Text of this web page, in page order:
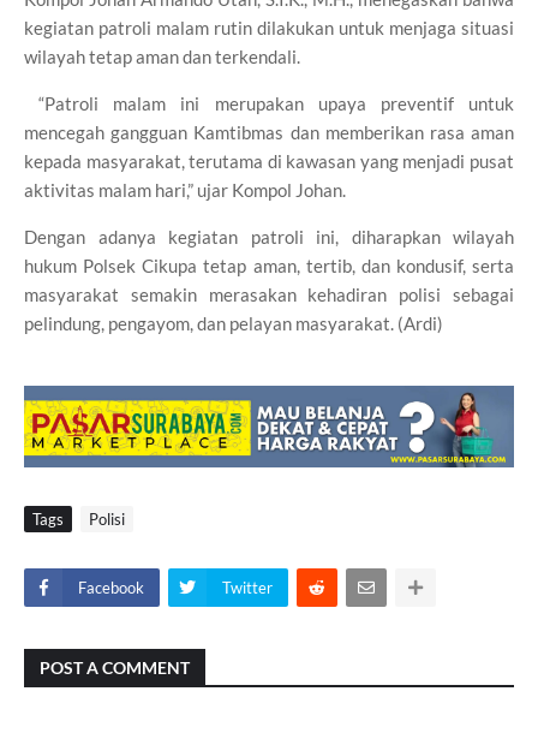
kegiatan patroli malam rutin dilakukan untuk menjaga situasi
wilayah tetap aman dan terkendali.
“Patroli malam ini merupakan upaya preventif untuk
mencegah gangguan Kamtibmas dan memberikan rasa aman
kepada masyarakat, terutama di kawasan yang menjadi pusat
aktivitas malam hari,” ujar Kompol Johan.
Dengan adanya kegiatan patroli ini, diharapkan wilayah
hukum Polsek Cikupa tetap aman, tertib, dan kondusif, serta
masyarakat semakin merasakan kehadiran polisi sebagai
pelindung, pengayom, dan pelayan masyarakat. (Ardi)
Tags Polisi
Facebook Twitter
POST A COMMENT